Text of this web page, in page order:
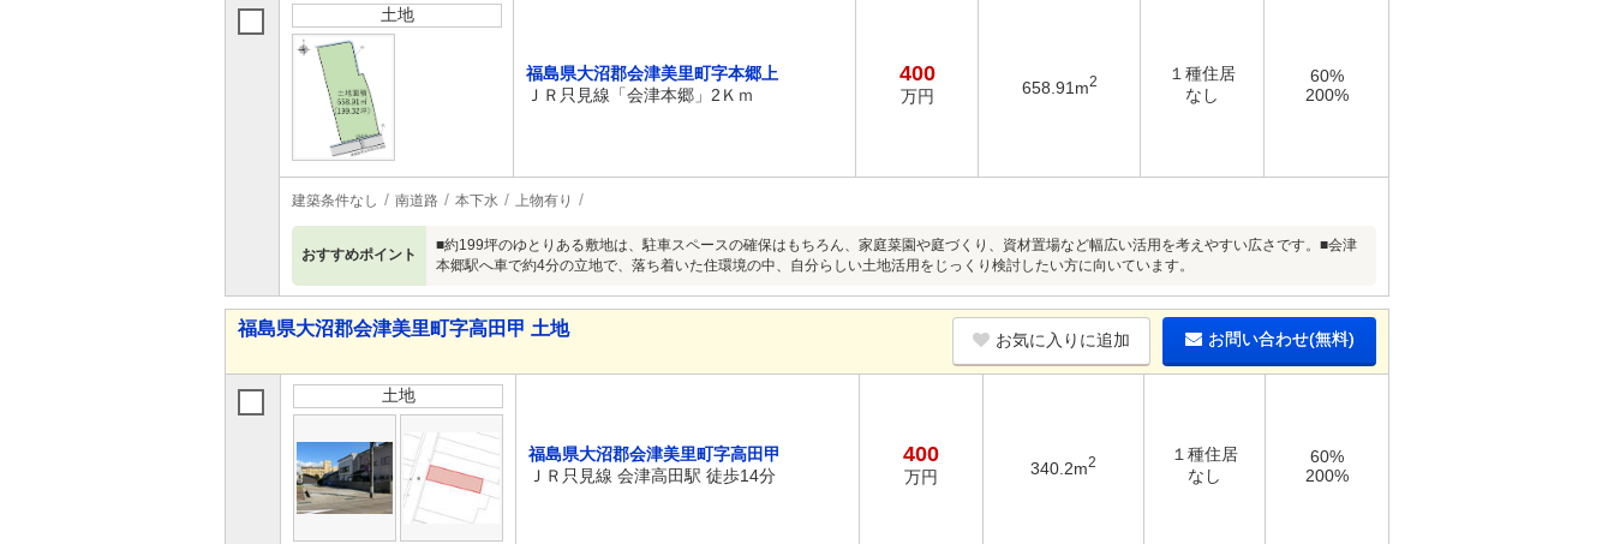
土地
福島県大沼郡会津美里町字本郷上
ＪＲ只見線「会津本郷」2Ｋｍ
400
万円 658.91m2
１種住居
なし
60%
200%
建築条件なし 南道路 本下水 上物有り
おすすめポイント
■約199坪のゆとりある敷地は、駐車スペースの確保はもちろん、家庭菜園や庭づくり、資材置場など幅広い活用を考えやすい広さです。■会津
本郷駅へ車で約4分の立地で、落ち着いた住環境の中、自分らしい土地活用をじっくり検討したい方に向いています。
福島県大沼郡会津美里町字高田甲 土地
お気に入りに追加 お問い合わせ(無料)
土地
福島県大沼郡会津美里町字高田甲
ＪＲ只見線 会津高田駅 徒歩14分
400
万円 340.2m2
１種住居
なし
60%
200%